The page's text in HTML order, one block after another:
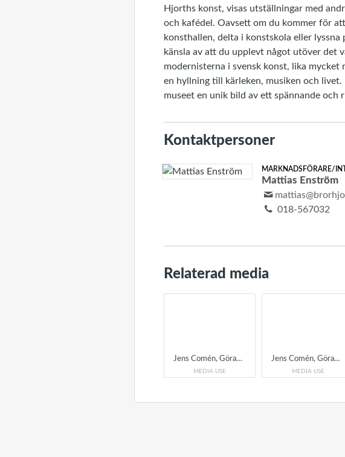
Hjorths konst, visas utställningar med
och kafédel. Oavsett om du kommer för
konsthallen, delta i konstskola eller
känsla av att du upplevt något utöver det
modernisterna i svensk konst, lika mycket
en hyllning till kärleken, musiken och
museet en unik bild av ett spännande och
Kontaktpersoner
MARKNADSFÖRARE/
Mattias Enström
018-567032
Relaterad media
Jens Comén, Göran Månsson & Anders Åkered Sön 13 okt kl 19.00 Bror Hjorths Hus, Uppsala Jens Comén-saxofoner, loopar och effekter Göran Månsson- div flöjter och pipor, stomp-box, percussion och effekter Anders Åkered- fiol, slagverk, gitarr
MEDIA USE
Jens Comén, Göran Månsson & Anders Åkered Sön 13 okt kl 19.00 Bror Hjorths Hus, Uppsala Jens Comén-saxofoner, loopar och effekter Göran Månsson- div flöjter och pipor, stomp-box, percussion och effekter Anders Åkered- fiol, slagverk, gitarr
MEDIA USE